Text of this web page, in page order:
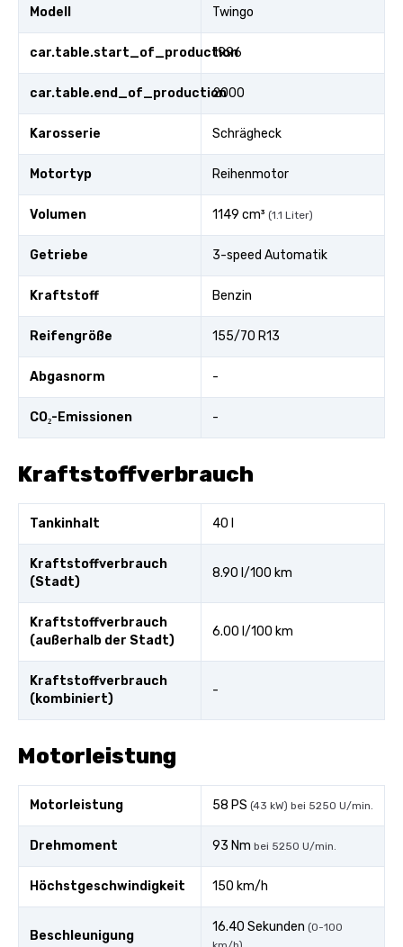
Modell Twingo
car.table.start_of_production
1996
car.table.end_of_production2000
Karosserie Schrägheck
Motortyp Reihenmotor
Volumen 1149 cm³ (1.1 Liter)
Getriebe 3-speed Automatik
Kraftstoff Benzin
Reifengröße 155/70 R13
Abgasnorm -
CO₂-Emissionen -
Kraftstoffverbrauch
Tankinhalt 40 l
Kraftstoffverbrauch
(Stadt)
8.90 l/100 km
Kraftstoffverbrauch
(außerhalb der Stadt)
6.00 l/100 km
Kraftstoffverbrauch
(kombiniert)
-
Motorleistung
Motorleistung 58 PS (43 kW) bei 5250 U/min.
Drehmoment 93 Nm bei 5250 U/min.
Höchstgeschwindigkeit 150 km/h
Beschleunigung
16.40 Sekunden (0-100